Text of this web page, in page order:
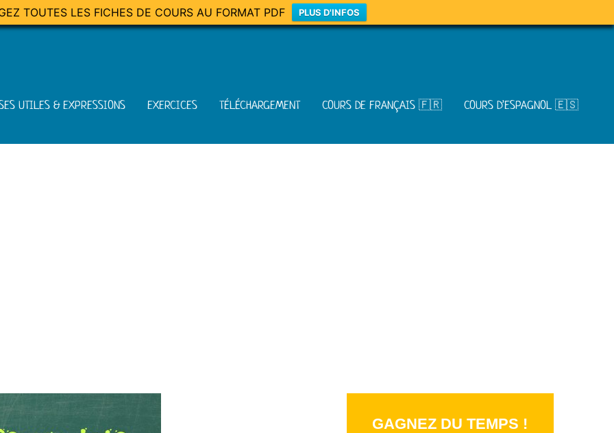
TOUTES LES FICHES DE COURS AU FORMAT PDF PLUS D'INFOS
UTILES & EXPRESSIONS EXERCICES TÉLÉCHARGEMENT COURS DE FRANÇAIS 🇫🇷 COURS D’ESPAGNOL 🇪🇸
GAGNEZ DU TEMPS !